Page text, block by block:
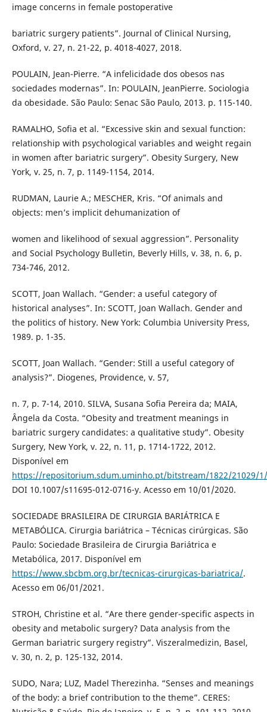
image concerns in female postoperative
bariatric surgery patients”. Journal of Clinical Nursing,
Oxford, v. 27, n. 21-22, p. 4018-4027, 2018.
POULAIN, Jean-Pierre. “A infelicidade dos obesos nas
sociedades modernas”. In: POULAIN, JeanPierre. Sociologia
da obesidade. São Paulo: Senac São Paulo, 2013. p. 115-140.
RAMALHO, Sofia et al. “Excessive skin and sexual function:
relationship with psychological variables and weight regain
in women after bariatric surgery”. Obesity Surgery, New
York, v. 25, n. 7, p. 1149-1154, 2014.
RUDMAN, Laurie A.; MESCHER, Kris. “Of animals and
objects: men’s implicit dehumanization of
women and likelihood of sexual aggression”. Personality
and Social Psychology Bulletin, Beverly Hills, v. 38, n. 6, p.
734-746, 2012.
SCOTT, Joan Wallach. “Gender: a useful category of
historical analyses”. In: SCOTT, Joan Wallach. Gender and
the politics of history. New York: Columbia University Press,
1989. p. 1-35.
SCOTT, Joan Wallach. “Gender: Still a useful category of
analysis?”. Diogenes, Providence, v. 57,
n. 7, p. 7-14, 2010. SILVA, Susana Sofia Pereira da; MAIA,
Ângela da Costa. “Obesity and treatment meanings in
bariatric surgery candidates: a qualitative study”. Obesity
Surgery, New York, v. 22, n. 11, p. 1714-1722, 2012.
Disponível em
https://repositorium.sdum.uminho.pt/bitstream/1822/21029/
DOI 10.1007/s11695-012-0716-y. Acesso em 10/01/2020.
SOCIEDADE BRASILEIRA DE CIRURGIA BARIÁTRICA E
METABÓLICA. Cirurgia bariátrica – Técnicas cirúrgicas. São
Paulo: Sociedade Brasileira de Cirurgia Bariátrica e
Metabólica, 2017. Disponível em
https://www.sbcbm.org.br/tecnicas-cirurgicas-bariatrica/.
Acesso em 06/01/2021.
STROH, Christine et al. “Are there gender-specific aspects in
obesity and metabolic surgery? Data analysis from the
German bariatric surgery registry”. Viszeralmedizin, Basel,
v. 30, n. 2, p. 125-132, 2014.
SUDO, Nara; LUZ, Madel Therezinha. “Senses and meanings
of the body: a brief contribution to the theme”. CERES: